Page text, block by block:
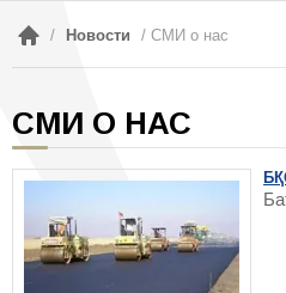
/ Новости / СМИ о нас
СМИ О НАС